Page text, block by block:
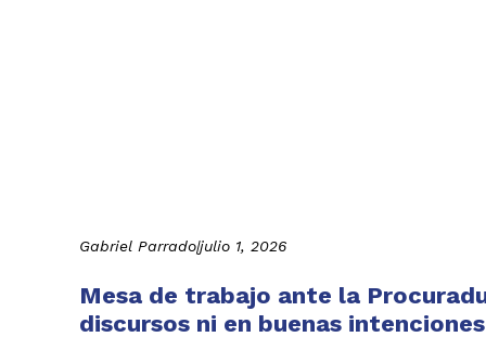
Gabriel Parrado|julio 1, 2026
Mesa de trabajo ante la
discursos ni en buenas